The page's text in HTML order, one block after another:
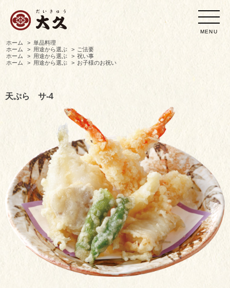
MENU
ホーム > 単品料理
ホーム
> 用途から選ぶ > ご法要
ホーム
> 用途から選ぶ > 祝い事
ホーム
> 用途から選ぶ > お子様のお祝い
天ぷら サ-4